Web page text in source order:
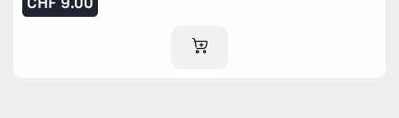
IM WARENKORB